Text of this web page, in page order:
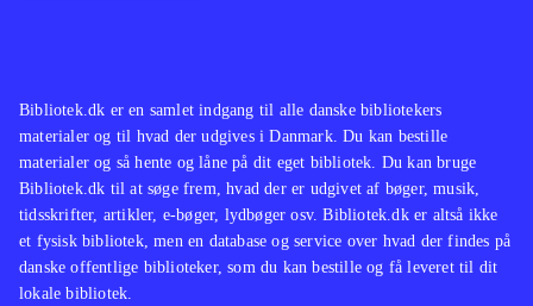
Bibliotek.dk er en samlet indgang til alle danske bibliotekers
materialer og til hvad der udgives i Danmark. Du kan bestille
materialer og så hente og låne på dit eget bibliotek. Du kan bruge
Bibliotek.dk til at søge frem, hvad der er udgivet af bøger, musik,
tidsskrifter, artikler, e-bøger, lydbøger osv. Bibliotek.dk er altså ikke
et fysisk bibliotek, men en database og service over hvad der findes på
danske offentlige biblioteker, som du kan bestille og få leveret til dit
lokale bibliotek.